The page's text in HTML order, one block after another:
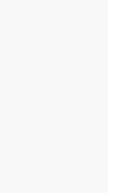
『교사, 함께 할수